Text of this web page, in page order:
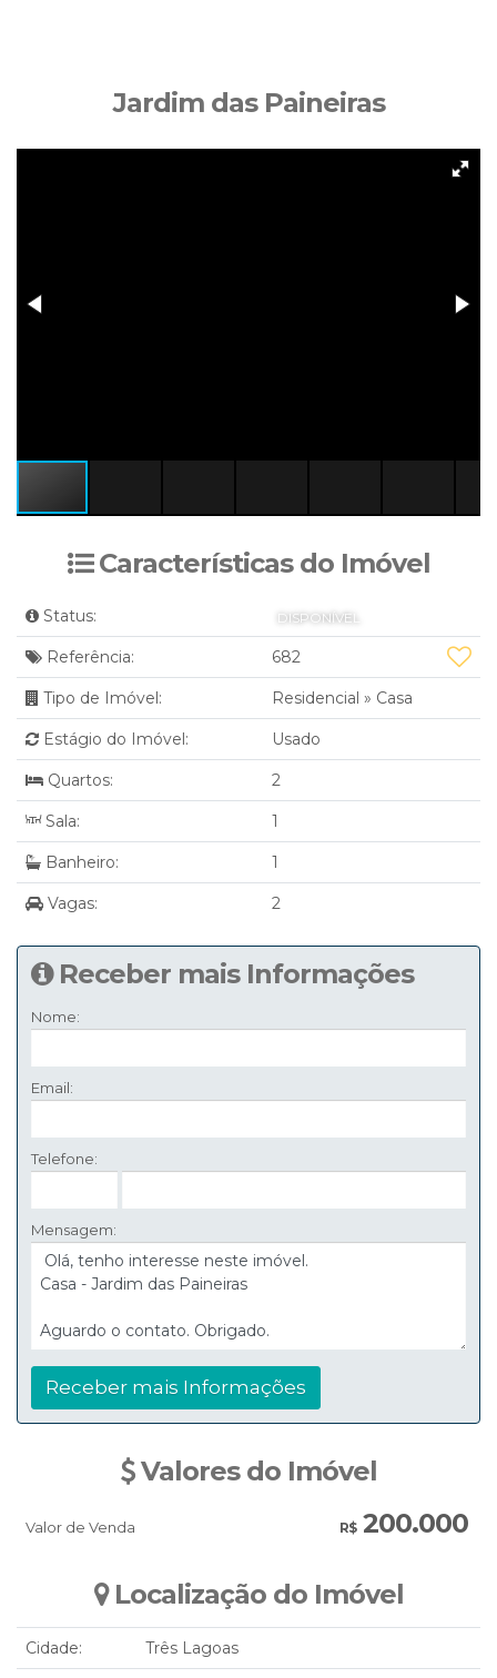
Jardim das Paineiras
Características do Imóvel
Status: DISPONÍVEL
Referência: 682
Tipo de Imóvel: Residencial » Casa
Estágio do Imóvel: Usado
Quartos: 2
Sala: 1
Banheiro: 1
Vagas: 2
Receber mais Informações
Nome:
Email:
Telefone:
Mensagem:
Valores do Imóvel
R$200.000
Valor de Venda
Localização do Imóvel
Cidade: Três Lagoas